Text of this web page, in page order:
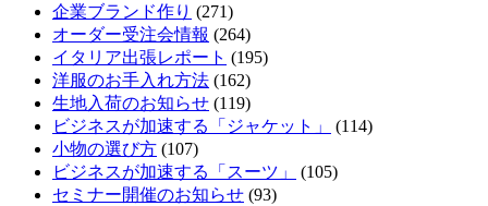
企業ブランド作り (271)
オーダー受注会情報 (264)
イタリア出張レポート (195)
洋服のお手入れ方法 (162)
生地入荷のお知らせ (119)
ビジネスが加速する「ジャケット」
(114)
小物の選び方 (107)
ビジネスが加速する「スーツ」
(105)
セミナー開催のお知らせ (93)